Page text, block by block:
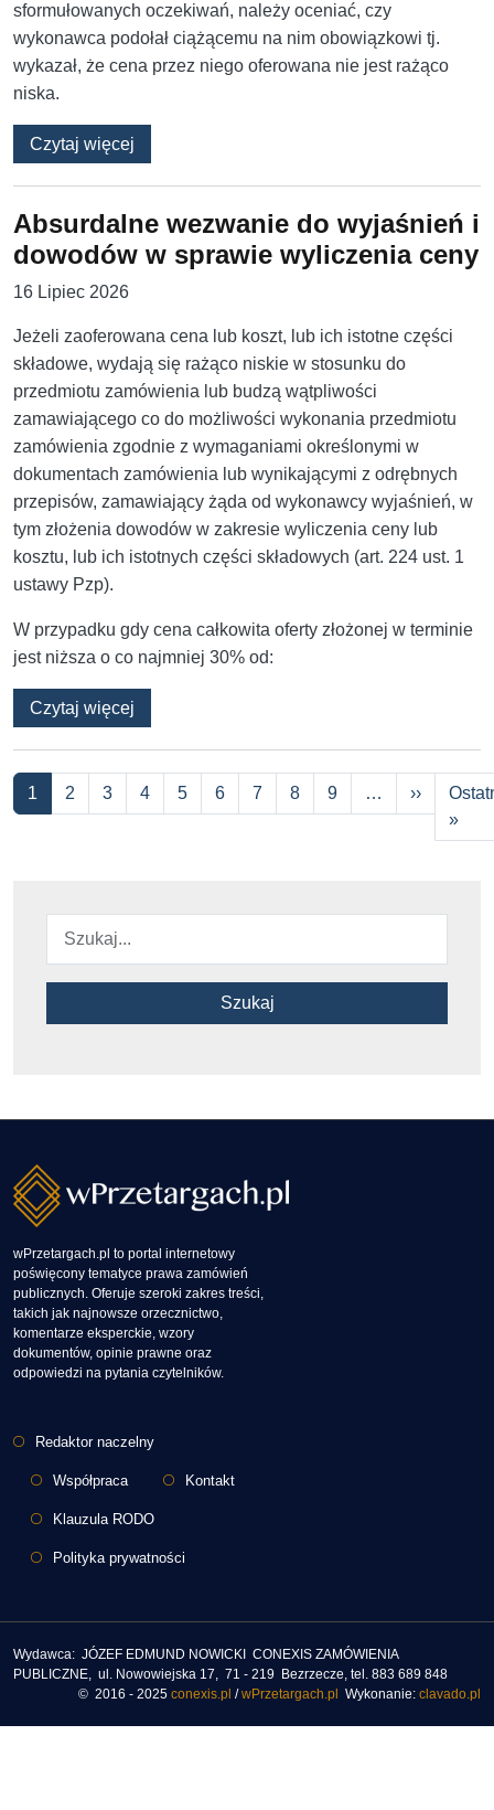
sformułowanych oczekiwań, należy oceniać, czy
wykonawca podołał ciążącemu na nim obowiązkowi tj.
wykazał, że cena przez niego oferowana nie jest rażąco
niska.
Czytaj więcej
Absurdalne wezwanie do wyjaśnień i
dowodów w sprawie wyliczenia ceny
16 Lipiec 2026
Jeżeli zaoferowana cena lub koszt, lub ich istotne części
składowe, wydają się rażąco niskie w stosunku do
przedmiotu zamówienia lub budzą wątpliwości
zamawiającego co do możliwości wykonania przedmiotu
zamówienia zgodnie z wymaganiami określonymi w
dokumentach zamówienia lub wynikającymi z odrębnych
przepisów, zamawiający żąda od wykonawcy wyjaśnień, w
tym złożenia dowodów w zakresie wyliczenia ceny lub
kosztu, lub ich istotnych części składowych (art. 224 ust. 1
ustawy Pzp).
W przypadku gdy cena całkowita oferty złożonej w terminie
jest niższa o co najmniej 30% od:
Czytaj więcej
Stronicowanie
1 2 3 4 5 6 7 8 9 … ››
»
Szukaj
wPrzetargach.pl to portal internetowy
poświęcony tematyce prawa zamówień
publicznych. Oferuje szeroki zakres treści,
takich jak najnowsze orzecznictwo,
komentarze eksperckie, wzory
dokumentów, opinie prawne oraz
odpowiedzi na pytania czytelników.
Stopka
Redaktor naczelny
Współpraca Kontakt
Klauzula RODO
Polityka prywatności
Wydawca: JÓZEF EDMUND NOWICKI CONEXIS ZAMÓWIENIA
PUBLICZNE, ul. Nowowiejska 17, 71 - 219 Bezrzecze, tel. 883 689 848
© 2016 - 2025 conexis.pl /wPrzetargach.pl Wykonanie: clavado.pl